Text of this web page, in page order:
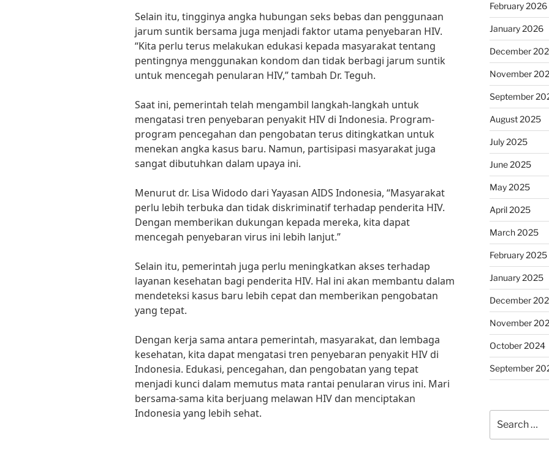
Selain itu, tingginya angka hubungan seks bebas dan penggunaan
jarum suntik bersama juga menjadi faktor utama penyebaran HIV.
“Kita perlu terus melakukan edukasi kepada masyarakat tentang
pentingnya menggunakan kondom dan tidak berbagi jarum suntik
untuk mencegah penularan HIV,” tambah Dr. Teguh.
Saat ini, pemerintah telah mengambil langkah-langkah untuk
mengatasi tren penyebaran penyakit HIV di Indonesia. Program-
program pencegahan dan pengobatan terus ditingkatkan untuk
menekan angka kasus baru. Namun, partisipasi masyarakat juga
sangat dibutuhkan dalam upaya ini.
Menurut dr. Lisa Widodo dari Yayasan AIDS Indonesia, “Masyarakat
perlu lebih terbuka dan tidak diskriminatif terhadap penderita HIV.
Dengan memberikan dukungan kepada mereka, kita dapat
mencegah penyebaran virus ini lebih lanjut.”
Selain itu, pemerintah juga perlu meningkatkan akses terhadap
layanan kesehatan bagi penderita HIV. Hal ini akan membantu dalam
mendeteksi kasus baru lebih cepat dan memberikan pengobatan
yang tepat.
Dengan kerja sama antara pemerintah, masyarakat, dan lembaga
kesehatan, kita dapat mengatasi tren penyebaran penyakit HIV di
Indonesia. Edukasi, pencegahan, dan pengobatan yang tepat
menjadi kunci dalam memutus mata rantai penularan virus ini. Mari
bersama-sama kita berjuang melawan HIV dan menciptakan
Indonesia yang lebih sehat.
February 2026
January 2026
December
November
September
August 2025
July 2025
June 2025
May 2025
April 2025
March 2025
February 2025
January 2025
December
November
October 2024
September
for: